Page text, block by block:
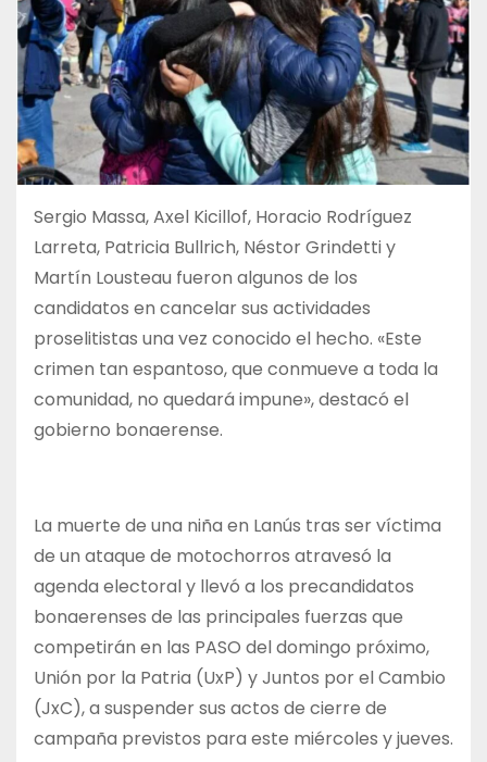
Sergio Massa, Axel Kicillof, Horacio Rodríguez
Larreta, Patricia Bullrich, Néstor Grindetti y
Martín Lousteau fueron algunos de los
candidatos en cancelar sus actividades
proselitistas una vez conocido el hecho. «Este
crimen tan espantoso, que conmueve a toda la
comunidad, no quedará impune», destacó el
gobierno bonaerense.
La muerte de una niña en Lanús tras ser víctima
de un ataque de motochorros atravesó la
agenda electoral y llevó a los precandidatos
bonaerenses de las principales fuerzas que
competirán en las PASO del domingo próximo,
Unión por la Patria (UxP) y Juntos por el Cambio
(JxC), a suspender sus actos de cierre de
campaña previstos para este miércoles y jueves.